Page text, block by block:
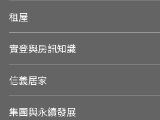
租屋
實登與房訊知識
信義居家
集團與永續發展